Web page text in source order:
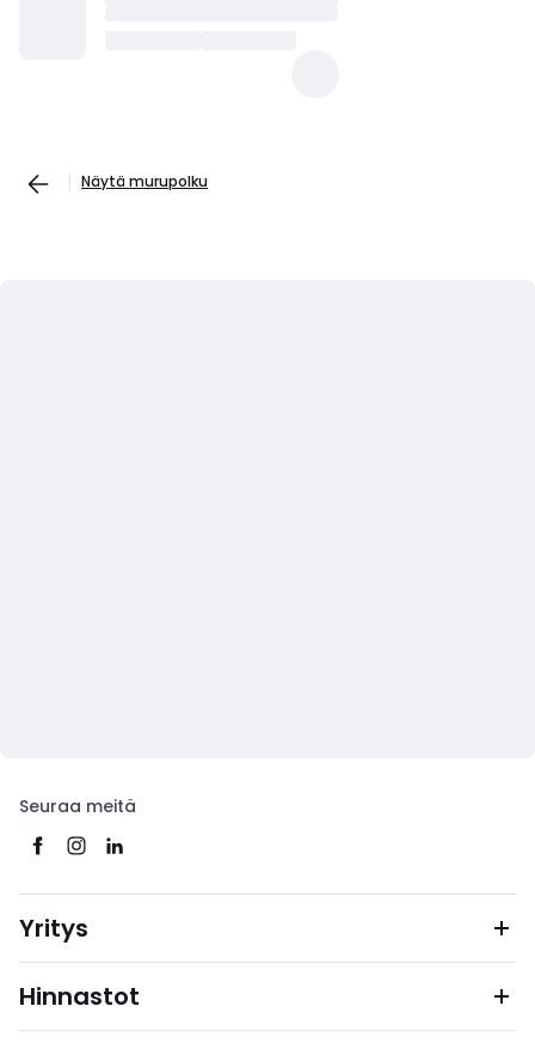
Näytä murupolku
Seuraa meitä
Yritys
Hinnastot